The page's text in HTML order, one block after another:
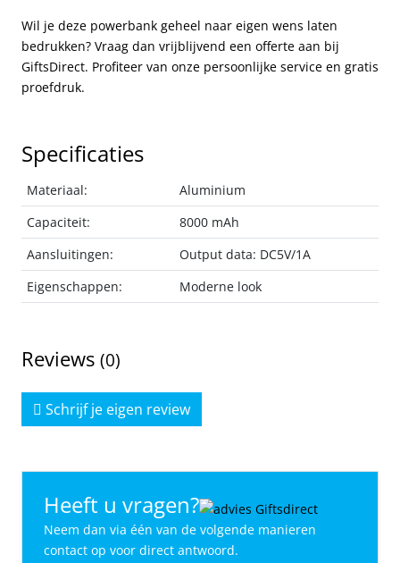
Wil je deze powerbank geheel naar eigen wens laten
bedrukken? Vraag dan vrijblijvend een offerte aan bij
GiftsDirect. Profiteer van onze persoonlijke service en gratis
proefdruk.
Specificaties
Materiaal:
Aluminium
Capaciteit:
8000 mAh
Aansluitingen:
Output data: DC5V/1A
Eigenschappen:
Moderne look
Reviews (0)
Schrijf je eigen review
Heeft u vragen?
Neem dan via één van de volgende manieren
contact op voor direct antwoord.